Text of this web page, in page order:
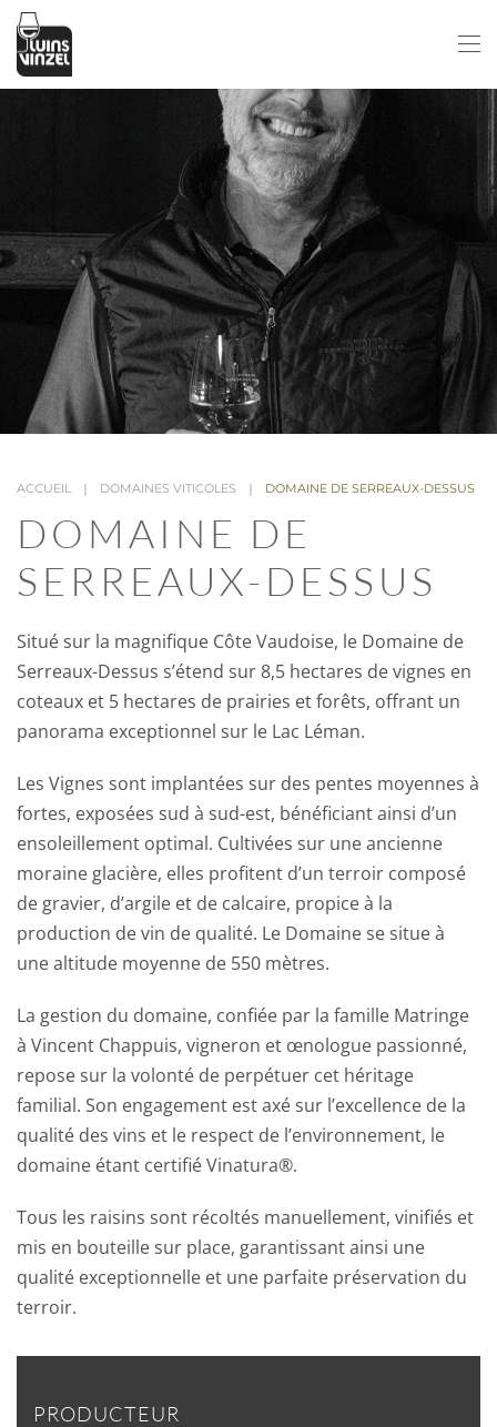
Passer au contenu principal
ACCUEIL DOMAINES VITICOLES DOMAINE DE SERREAUX-DESSUS
DOMAINE DE
SERREAUX-DESSUS
Situé sur la magnifique Côte Vaudoise, le Domaine de
Serreaux-Dessus s’étend sur 8,5 hectares de vignes en
coteaux et 5 hectares de prairies et forêts, offrant un
panorama exceptionnel sur le Lac Léman.
Les Vignes sont implantées sur des pentes moyennes à
fortes, exposées sud à sud-est, bénéficiant ainsi d’un
ensoleillement optimal. Cultivées sur une ancienne
moraine glacière, elles profitent d’un terroir composé
de gravier, d’argile et de calcaire, propice à la
production de vin de qualité. Le Domaine se situe à
une altitude moyenne de 550 mètres.
La gestion du domaine, confiée par la famille Matringe
à Vincent Chappuis, vigneron et œnologue passionné,
repose sur la volonté de perpétuer cet héritage
familial. Son engagement est axé sur l’excellence de la
qualité des vins et le respect de l’environnement, le
domaine étant certifié Vinatura®.
Tous les raisins sont récoltés manuellement, vinifiés et
mis en bouteille sur place, garantissant ainsi une
qualité exceptionnelle et une parfaite préservation du
terroir.
PRODUCTEUR